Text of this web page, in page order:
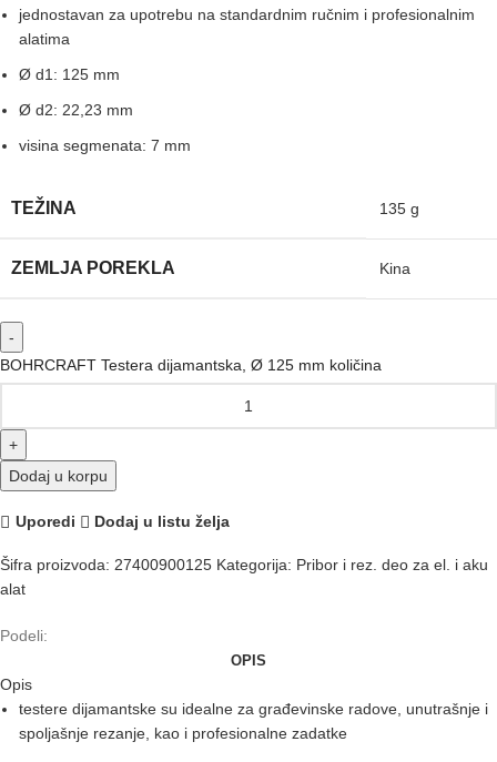
jednostavan za upotrebu na standardnim ručnim i profesionalnim
alatima
Ø d1: 125 mm
Ø d2: 22,23 mm
visina segmenata: 7 mm
TEŽINA 135 g
ZEMLJA POREKLA Kina
BOHRCRAFT Testera dijamantska, Ø 125 mm količina
Dodaj u korpu
Uporedi Dodaj u listu želja
Šifra proizvoda: 27400900125 Kategorija: Pribor i rez. deo za el. i aku
alat
Podeli:
OPIS
Opis
testere dijamantske su idealne za građevinske radove, unutrašnje i
spoljašnje rezanje, kao i profesionalne zadatke